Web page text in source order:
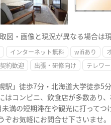
図・画像と現況が異なる場合は現
インターネット無料 wifiあり
約歓迎
出張・研修向け テレワ
幌駅」徒歩7分・北海道大学徒歩
はコンビニ、飲食店が多数あり
未満の短期滞在や観光に打って
ぞお気軽にお問合せ下さいませ。